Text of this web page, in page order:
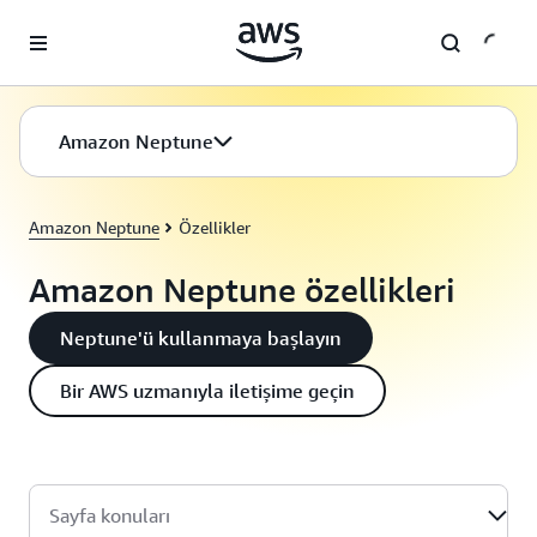
Amazon Neptune
Amazon Neptune Özellikler
Amazon Neptune özellikleri
Neptune'ü kullanmaya başlayın
Bir AWS uzmanıyla iletişime geçin
Sayfa konuları